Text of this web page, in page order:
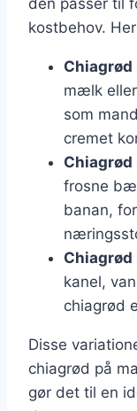
kostbehov.
mælk
som
cremet
frosne
banan,
kanel,
chiagrød
Disse
chiagrød på
gør det til en